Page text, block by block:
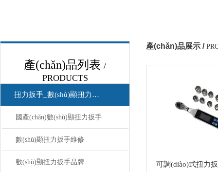
產(chǎn)品列表 /
PRODUCTS
扭力扳手_數(shù)顯扭力扳手
國產(chǎn)數(shù)顯扭力扳手
數(shù)顯扭力扳手維修
數(shù)顯扭力扳手品牌
產(chǎn)品展示 /